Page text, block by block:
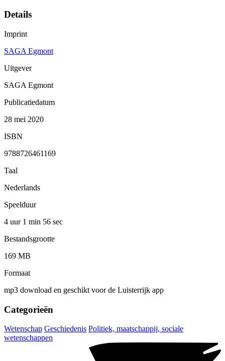
Details
Imprint
SAGA Egmont
Uitgever
SAGA Egmont
Publicatiedatum
28 mei 2020
ISBN
9788726461169
Taal
Nederlands
Speelduur
4 uur 1 min 56 sec
Bestandsgrootte
169 MB
Formaat
mp3 download en geschikt voor de Luisterrijk app
Categorieën
Wetenschap Geschiedenis Politiek, maatschappij, sociale
wetenschappen